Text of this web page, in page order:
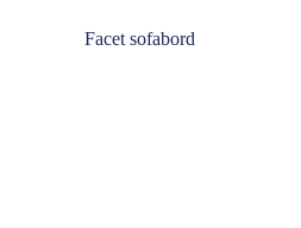
Facet sofabord